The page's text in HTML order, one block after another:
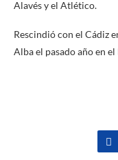
Alavés y el Atlético.
Rescindió con el Cádiz
Alba el pasado año en